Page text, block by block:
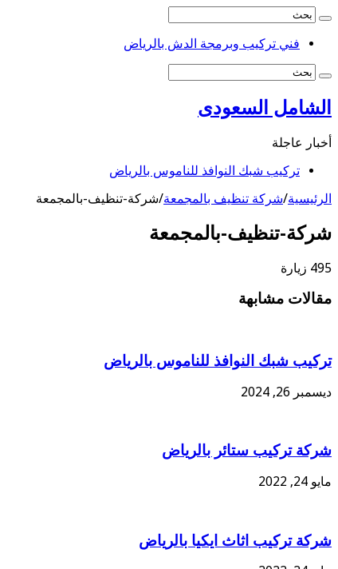
فني تركيب وبرمجة الدش بالرياض
الشامل السعودى
أخبار عاجلة
تركيب شبك النوافذ للناموس بالرياض
الرئيسية/شركة تنظيف بالمجمعة/شركة-تنظيف-بالمجمعة
شركة-تنظيف-بالمجمعة
495 زيارة
مقالات مشابهة
تركيب شبك النوافذ للناموس بالرياض
ديسمبر 26, 2024
شركة تركيب ستائر بالرياض
مايو 24, 2022
شركة تركيب اثاث ايكيا بالرياض